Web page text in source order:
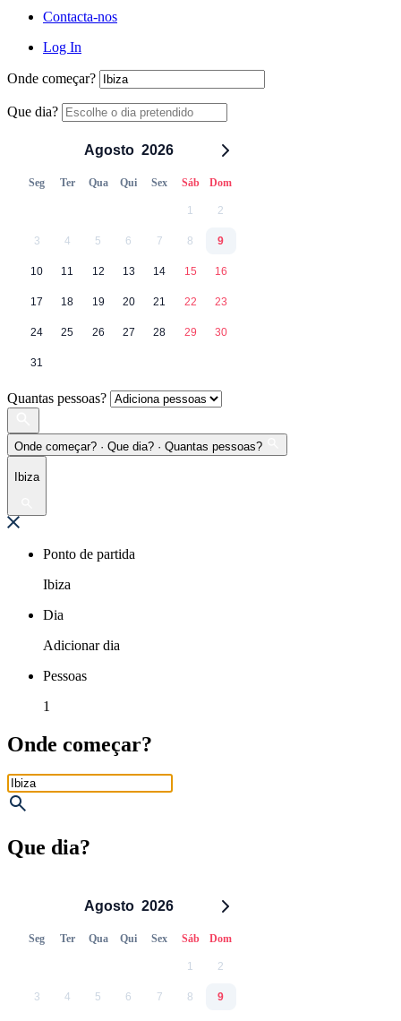
Contacta-nos
Log In
Onde começar?
Que dia?
Agosto 2026
Seg Ter Qua Qui Sex Sáb Dom
1 2
3 4 5 6 7 8 9
10 11 12 13 14 15 16
17 18 19 20 21 22 23
24 25 26 27 28 29 30
31
Quantas pessoas?
Onde começar? · Que dia? · Quantas pessoas?
Ibiza
Ponto de partida
Ibiza
Dia
Adicionar dia
Pessoas
1
Onde começar?
Que dia?
Agosto 2026
Seg Ter Qua Qui Sex Sáb Dom
1 2
3 4 5 6 7 8 9